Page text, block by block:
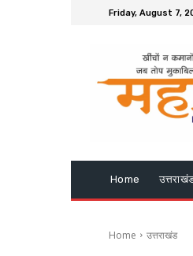
Friday, August 7,
Home
Home उत्तराखंड